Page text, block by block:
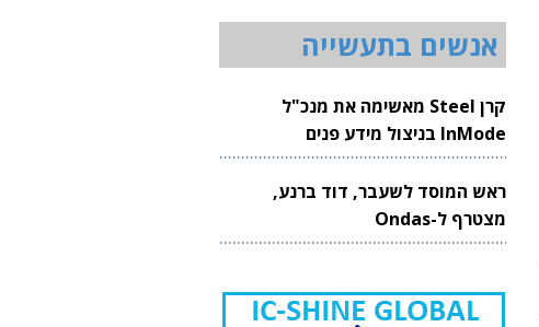
אנשים בתעשייה
קרן Steel מאשימה את מנכ"ל
InMode בניצול מידע פנים
ראש המוסד לשעבר, דוד ברנע,
מצטרף ל-Ondas